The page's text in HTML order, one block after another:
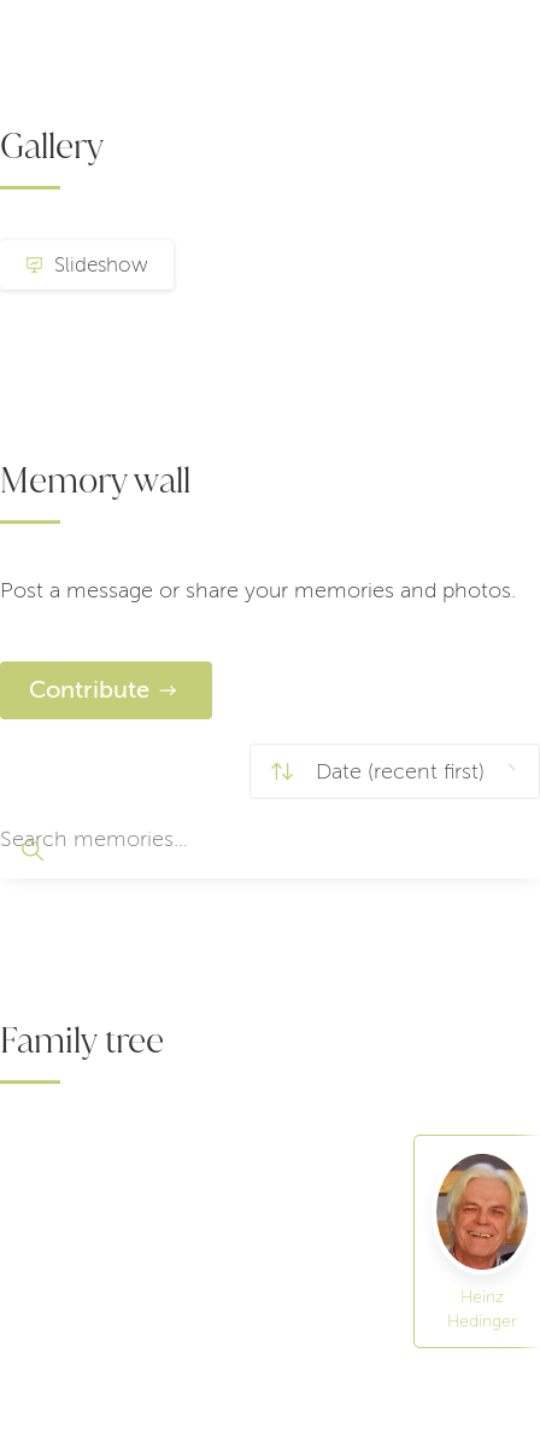
Gallery
Slideshow
Memory wall
Post a message or share your memories and photos.
Contribute
Family tree
Heinz
Hedinger